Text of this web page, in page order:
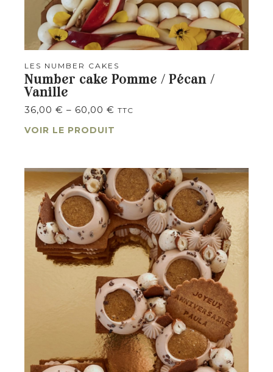
LES NUMBER CAKES
Number cake Pomme / Pécan /
Vanille
36,00 € – 60,00 € TTC
VOIR LE PRODUIT